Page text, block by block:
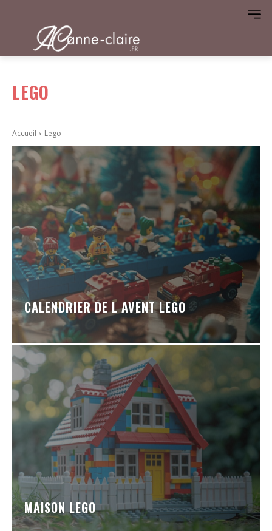
LEGO
Accueil Lego
CALENDRIER DE L AVENT LEGO
MAISON LEGO